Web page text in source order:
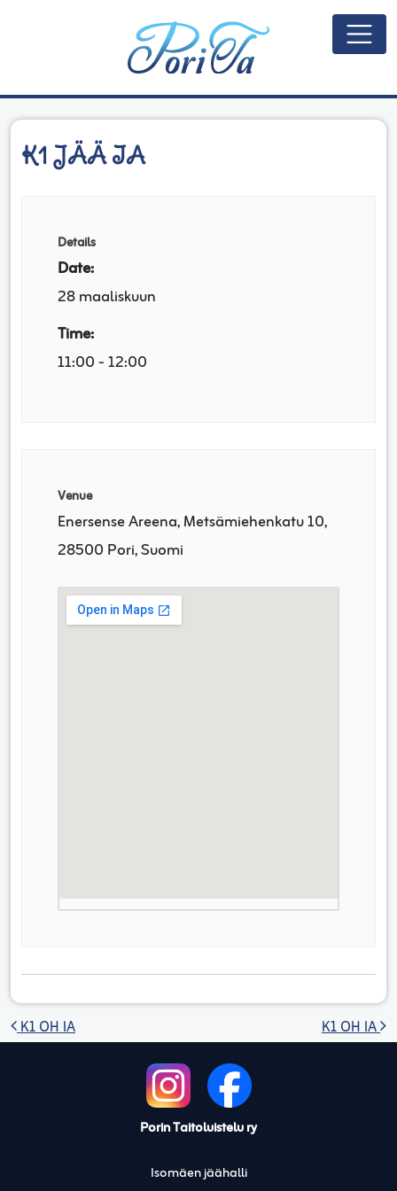
K1 JÄÄ IA
Details
Date:
28 maaliskuun
Time:
11:00 - 12:00
Venue
Enersense Areena, Metsämiehenkatu 10,
28500 Pori, Suomi
Artikkelien selaus
K1 OH IA K1 OH IA
Porin Taitoluistelu ry
Isomäen jäähalli